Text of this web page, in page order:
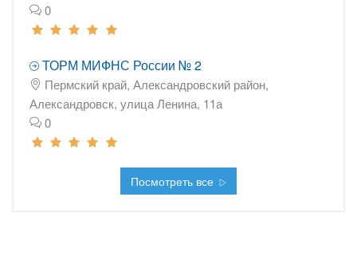
0
ТОРМ МИФНС России № 2
Пермский край, Александровский район,
Александровск, улица Ленина, 11а
0
Посмотреть все